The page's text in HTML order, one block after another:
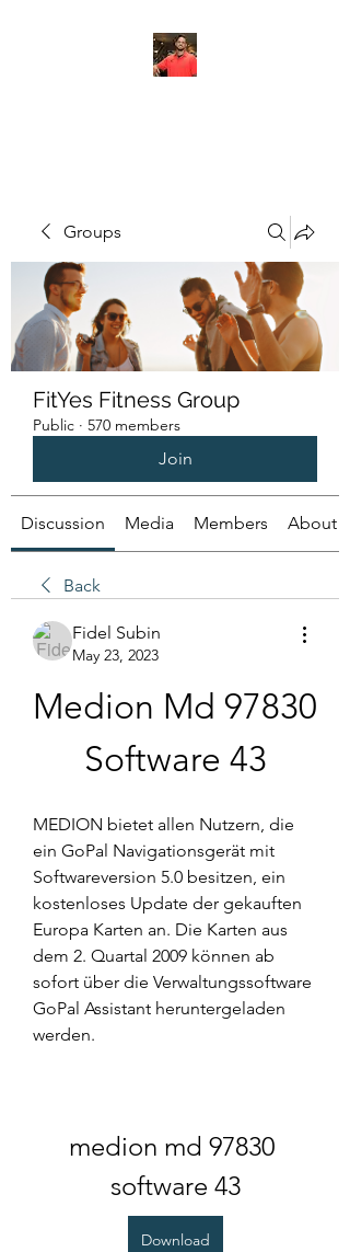
Groups
FitYes Fitness Group
Public · 570 members
Join
Discussion Media Members About
Back
Fidel Subin
May 23, 2023
Medion Md 97830
Software 43
MEDION bietet allen Nutzern, die
ein GoPal Navigationsgerät mit
Softwareversion 5.0 besitzen, ein
kostenloses Update der gekauften
Europa Karten an. Die Karten aus
dem 2. Quartal 2009 können ab
sofort über die Verwaltungssoftware
GoPal Assistant heruntergeladen
werden.
medion md 97830
software 43
Download